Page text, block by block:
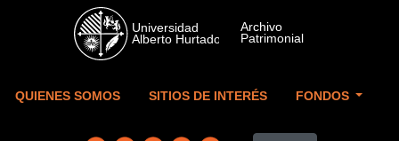
Skip to main content
QUIENES SOMOS SITIOS DE INTERÉS FONDOS